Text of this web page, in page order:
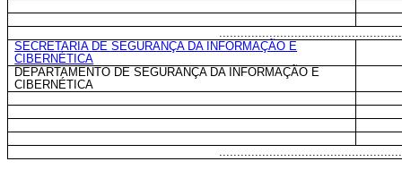
SECRETARIA DE SEGURANÇA DA INFORMAÇÃO E
CIBERNÉTICA
DEPARTAMENTO DE SEGURANÇA DA INFORMAÇÃO E
CIBERNÉTICA